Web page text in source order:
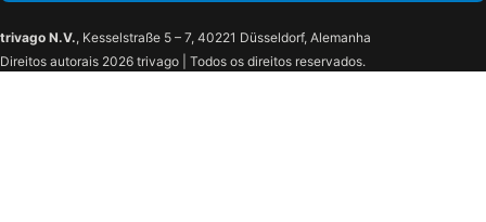
HOTEL CLA-SS HIROSHIMA-TOKAICHI
trivago N.V., Kesselstraße 5 – 7, 40221 Düsseldorf, Alemanha
Direitos autorais 2026 trivago | Todos os direitos reservados.